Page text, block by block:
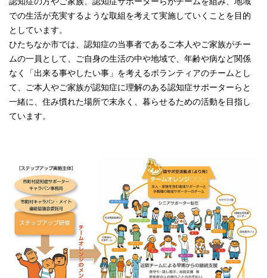
での生活が充実するような取組を考えて実施していくことを目的
としています。
ひたちなか市では、認知症の当事者であるご本人やご家族がチー
ムの一員として、ご自身の生活の中や地域で、年齢や病など関係
なく「出来る事やしたい事」を考えるボランティアのチームとし
て、ご本人やご家族が認知症に理解のある認知症サポーターらと
一緒に、住み慣れた場所で末永く、暮らせるための活動を目指し
ています。